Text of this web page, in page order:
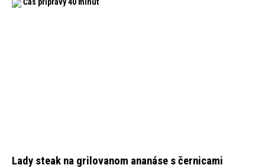
Lady steak na grilovanom ananáse s černicami